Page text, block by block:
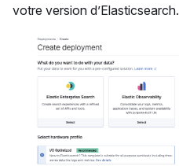
votre version d’Elasticsearch.